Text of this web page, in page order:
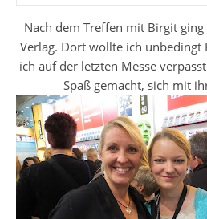
Nach dem Treffen mit Birgit
Verlag. Dort wollte ich unbedingt
ich auf der letzten Messe
Spaß gemacht, sich mit